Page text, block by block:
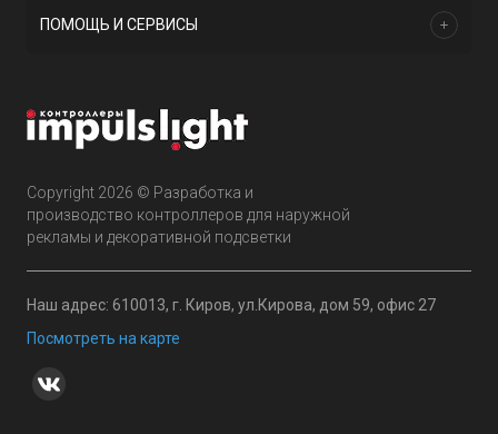
Copyright 2026 © Разработка и
производство контроллеров для наружной
рекламы и декоративной подсветки
Наш адрес: 610013, г. Киров, ул.Кирова, дом 59, офис 27
Посмотреть на карте
ПОМОЩЬ И СЕРВИСЫ